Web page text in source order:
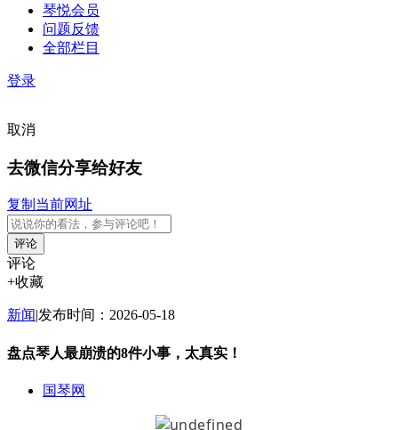
琴悦会员
问题反馈
全部栏目
登录
取消
去微信分享给好友
复制当前网址
评论
评论
+收藏
新闻|发布时间：2026-05-18
盘点琴人最崩溃的8件小事，太真实！
国琴网